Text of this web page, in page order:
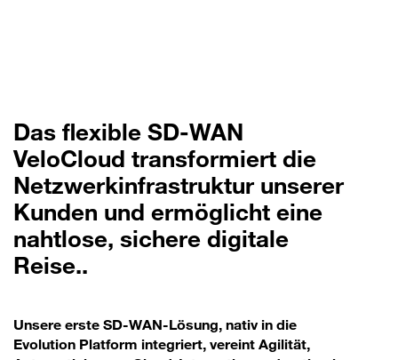
Das flexible SD-WAN
VeloCloud transformiert die
Netzwerkinfrastruktur unserer
Kunden und ermöglicht eine
nahtlose, sichere digitale
Reise..
Unsere erste SD-WAN-Lösung, nativ in die
Evolution Platform integriert, vereint Agilität,